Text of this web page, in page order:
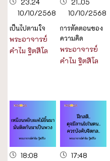
23.24
10/10/2568
เป็นไปตามใจ
พระอาจารย์
คำไม ฐิตสีโล
21..05
10/10/2568
การตัดตอนของ
ความคิด
พระอาจารย์
คำไม ฐิตสีโล
18:08
17:48